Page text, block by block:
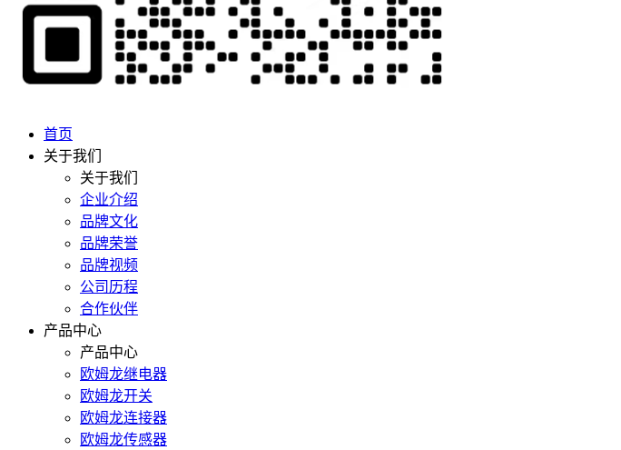
首页
关于我们
关于我们
企业介绍
品牌文化
品牌荣誉
品牌视频
公司历程
合作伙伴
产品中心
产品中心
欧姆龙继电器
欧姆龙开关
欧姆龙连接器
欧姆龙传感器